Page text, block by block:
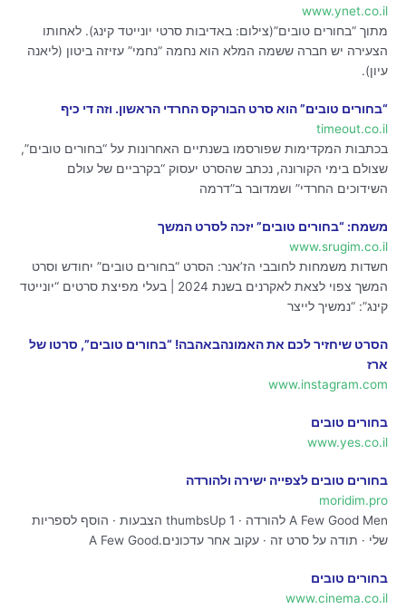
www.ynet.co.il
מתוך “בחורים טובים”(צילום: באדיבות סרטי יונייטד קינג). לאחותו
הצעירה יש חברה ששמה המלא הוא נחמה “נחמי” עזיזה ביטון (ליאנה
עיון).
“בחורים טובים” הוא סרט הבורקס החרדי הראשון. וזה די כיף
timeout.co.il
בכתבות המקדימות שפורסמו בשנתיים האחרונות על “בחורים טובים”,
שצולם בימי הקורונה, נכתב שהסרט יעסוק “בקרביים של עולם
השידוכים החרדי” ושמדובר ב”דרמה
משמח: “בחורים טובים” יזכה לסרט המשך
www.srugim.co.il
חשדות משמחות לחובבי הז’אנר: הסרט “בחורים טובים” יחודש וסרט
המשך צפוי לצאת לאקרנים בשנת 2024 | בעלי מפיצת סרטים “יונייטד
קינג”: “נמשיך לייצר
הסרט שיחזיר לכם את האמונהבאהבה! “בחורים טובים”, סרטו של
ארז
www.instagram.com
בחורים טובים
www.yes.co.il
בחורים טובים לצפייה ישירה ולהורדה
moridim.pro
A Few Good Men להורדה · thumbsUp 1 הצבעות · הוסף לספריות
שלי · תודה על סרט זה · עקוב אחר עדכונים.A Few Good
בחורים טובים
www.cinema.co.il